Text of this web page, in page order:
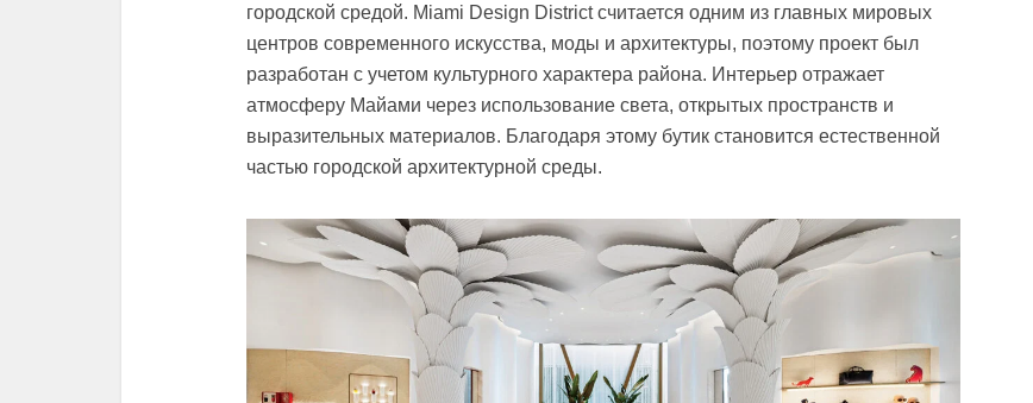
городской средой. Miami Design District считается одним из главных мировых
центров современного искусства, моды и архитектуры, поэтому проект был
разработан с учетом культурного характера района. Интерьер отражает
атмосферу Майами через использование света, открытых пространств и
выразительных материалов. Благодаря этому бутик становится естественной
частью городской архитектурной среды.